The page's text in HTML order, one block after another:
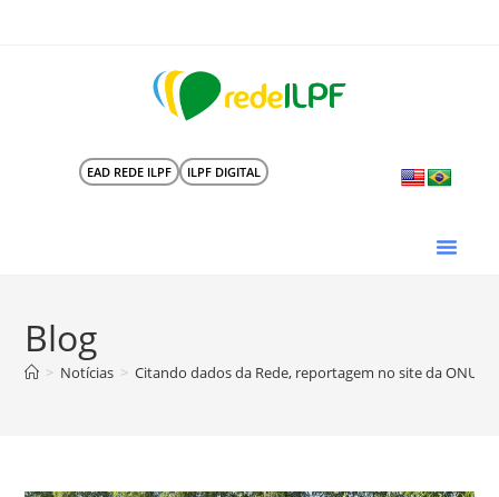
EAD REDE ILPF ILPF DIGITAL
Blog
> Notícias > Citando dados da Rede, reportagem no site da ONU